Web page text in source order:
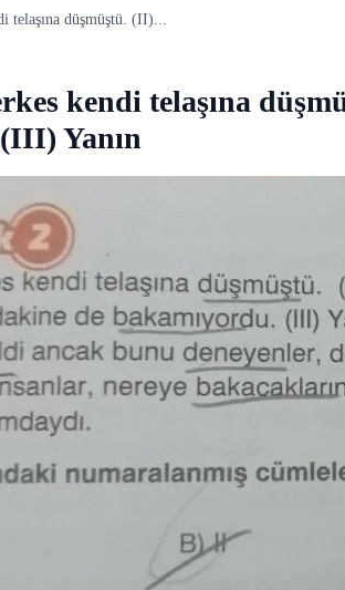
telaşına düşmüştü. (II)...
kendi telaşına
Yanın